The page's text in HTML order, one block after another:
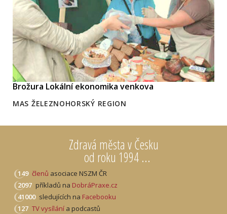
Zdravá města v Česku
od roku 1994 ...
149 členů asociace NSZM ČR
2097 příkladů na DobráPraxe.cz
41000 sledujících na Facebooku
127 TV vysílání a podcastů
Brožura Lokální ekonomika venkova
MAS ŽELEZNOHORSKÝ REGION